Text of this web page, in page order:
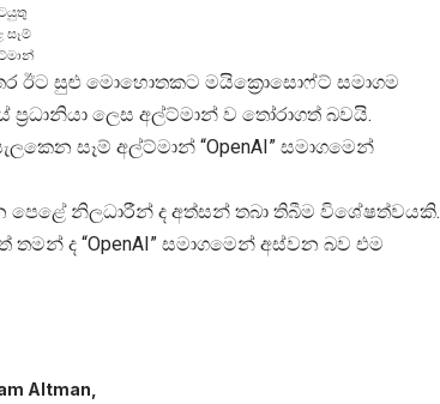
සෑම්
ඊට සුළු මොහොතකට මයික්‍රොසොෆ්ට් සමාගම
ලෙස අල්ට්මාන් ව තෝරාගත් බවයි.
සෑම් අල්ට්මාන් “OpenAI” සමාගමෙන්
නිලධාරීන් ද අත්සන් තබා තිබීම විශේෂත්වයකි.
ද “OpenAI” සමාගමෙන් අස්වන බව එම
Altman